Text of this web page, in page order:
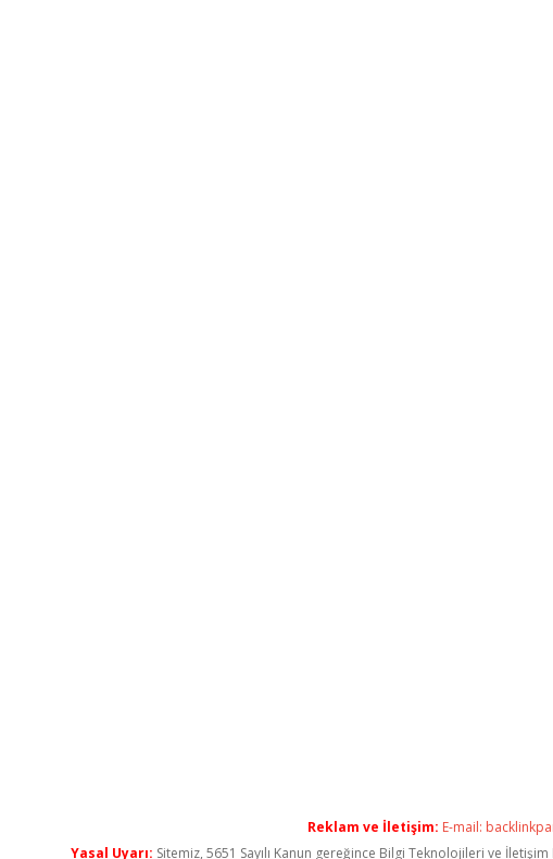
Reklam ve İletişim: E-mail:
Yasal Uyarı: Sitemiz, 5651 Sayılı Kanun gereğince Bilgi Teknolojileri ve